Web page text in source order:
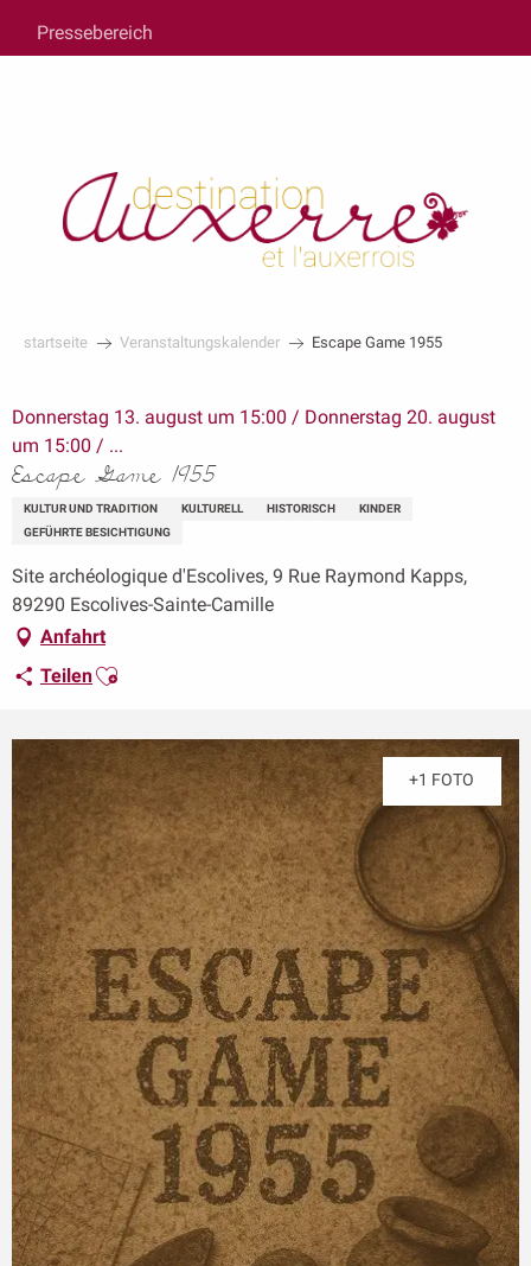
contenu
principal
Pressebereich
startseite Veranstaltungskalender Escape Game 1955
Donnerstag 13. august um 15:00 / Donnerstag 20. august
um 15:00 / ...
Escape Game 1955
KULTUR UND TRADITION KULTURELL HISTORISCH
KINDER
GEFÜHRTE BESICHTIGUNG
Site archéologique d'Escolives, 9 Rue Raymond Kapps,
89290 Escolives-Sainte-Camille
Anfahrt
TeilenAjouter aux favoris
+1 FOTO